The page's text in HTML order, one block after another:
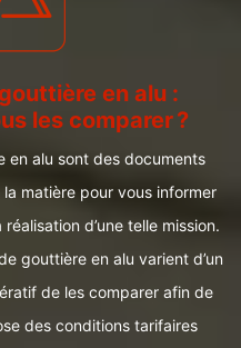
en alu :
les comparer ?
en alu sont des documents
matière pour vous informer
d’une telle mission.
gouttière en alu varient d’un
de les comparer afin de
des conditions tarifaires